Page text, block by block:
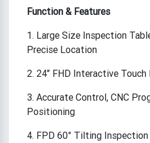
Function & Features
1. Large Size Inspection
Precise Location
2. 24’’ FHD Interactive
3. Accurate Control, CNC
Positioning
4. FPD 60° Tilting Inspection